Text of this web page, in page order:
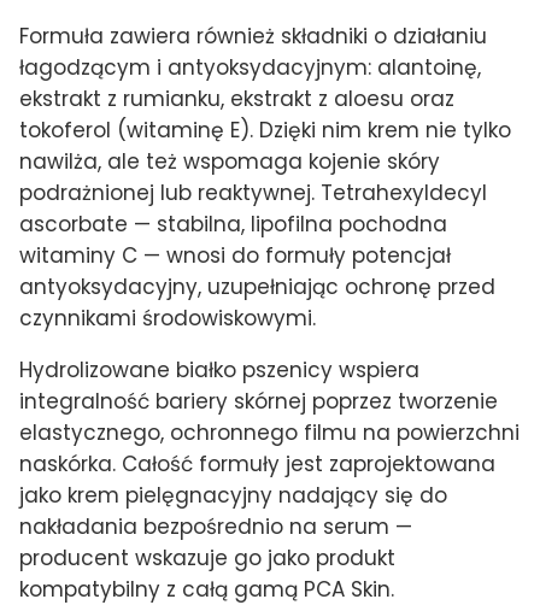
Formuła zawiera również składniki o działaniu
łagodzącym i antyoksydacyjnym: alantoinę,
ekstrakt z rumianku, ekstrakt z aloesu oraz
tokoferol (witaminę E). Dzięki nim krem nie tylko
nawilża, ale też wspomaga kojenie skóry
podrażnionej lub reaktywnej. Tetrahexyldecyl
ascorbate — stabilna, lipofilna pochodna
witaminy C — wnosi do formuły potencjał
antyoksydacyjny, uzupełniając ochronę przed
czynnikami środowiskowymi.
Hydrolizowane białko pszenicy wspiera
integralność bariery skórnej poprzez tworzenie
elastycznego, ochronnego filmu na powierzchni
naskórka. Całość formuły jest zaprojektowana
jako krem pielęgnacyjny nadający się do
nakładania bezpośrednio na serum —
producent wskazuje go jako produkt
kompatybilny z całą gamą PCA Skin.